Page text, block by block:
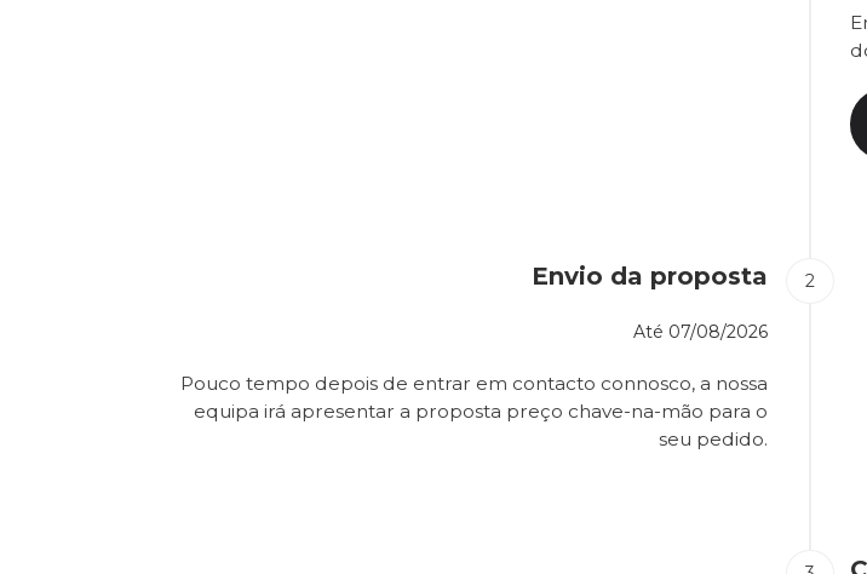
Envio da proposta
Até 07/08/2026
Pouco tempo depois de entrar em contacto connosco, a nossa
equipa irá apresentar a proposta preço chave-na-mão para o
seu pedido.